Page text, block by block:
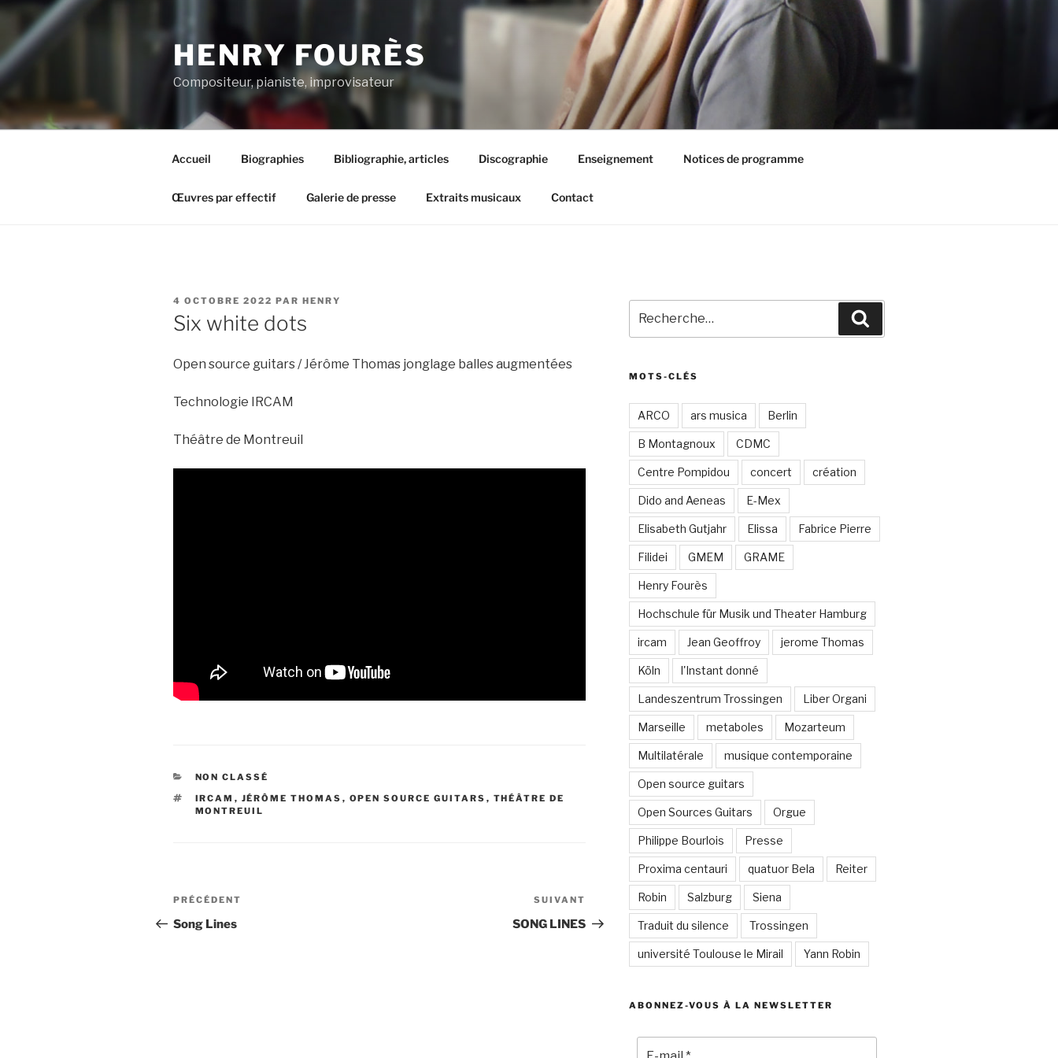
Aller
contenu
principal
HENRY FOURÈS
Compositeur, pianiste, improvisateur
Accueil Biographies Bibliographie, articles Discographie Enseignement Notices de programme
Œuvres par effectif Galerie de presse Extraits musicaux Contact
PUBLIÉ
LE
4 OCTOBRE 2022 PAR HENRY
Six white dots
Open source guitars / Jérôme Thomas jonglage balles augmentées
Technologie IRCAM
Théâtre de Montreuil
CATÉGORIES
NON CLASSÉ
ÉTIQUETTES
IRCAM , JÉRÔME THOMAS , OPEN SOURCE GUITARS , THÉÂTRE DE
MONTREUIL
Navigation
de
Article
précédent
PRÉCÉDENT
Song Lines
suivant
SUIVANT
SONG LINES
pour
:
MOTS-CLÉS
ARCO ars musica Berlin
B Montagnoux CDMC
Centre Pompidou concert création
Dido and Aeneas E-Mex
Elisabeth Gutjahr Elissa Fabrice Pierre
Filidei GMEM GRAME
Henry Fourès
Hochschule für Musik und Theater Hamburg
ircam Jean Geoffroy jerome Thomas
Köln l'Instant donné
Landeszentrum Trossingen Liber Organi
Marseille metaboles Mozarteum
Multilatérale musique contemporaine
Open source guitars
Open Sources Guitars Orgue
Philippe Bourlois Presse
Proxima centauri quatuor Bela Reiter
Robin Salzburg Siena
Traduit du silence Trossingen
université Toulouse le Mirail Yann Robin
ABONNEZ-VOUS À LA NEWSLETTER